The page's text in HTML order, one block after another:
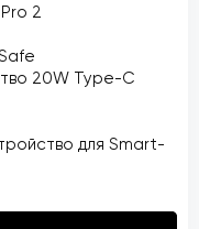
2
20W Type-С
для Smart-